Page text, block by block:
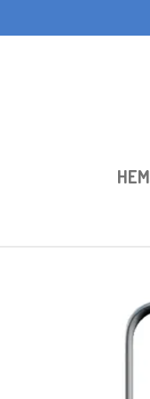
till
HEM